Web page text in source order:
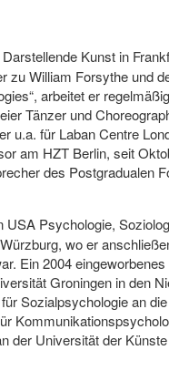
Kunst in
zu William Forsythe und
arbeitet er
Tänzer und
u.a. für Laban Centre
am HZT Berlin, seit
des Postgradualen
Psychologie,
wo er
Ein 2004
Groningen in den
Sozialpsychologie an
der Universität der